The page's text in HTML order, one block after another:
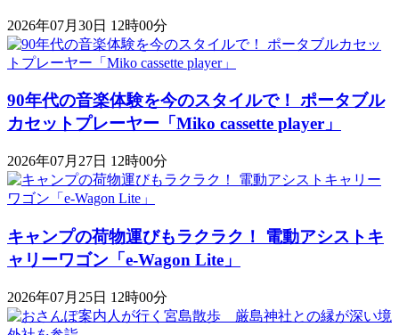
2026年07月30日 12時00分
90年代の音楽体験を今のスタイルで！ ポータブル
カセットプレーヤー「Miko cassette player」
2026年07月27日 12時00分
キャンプの荷物運びもラクラク！ 電動アシストキ
ャリーワゴン「​​e-Wagon Lite」
2026年07月25日 12時00分